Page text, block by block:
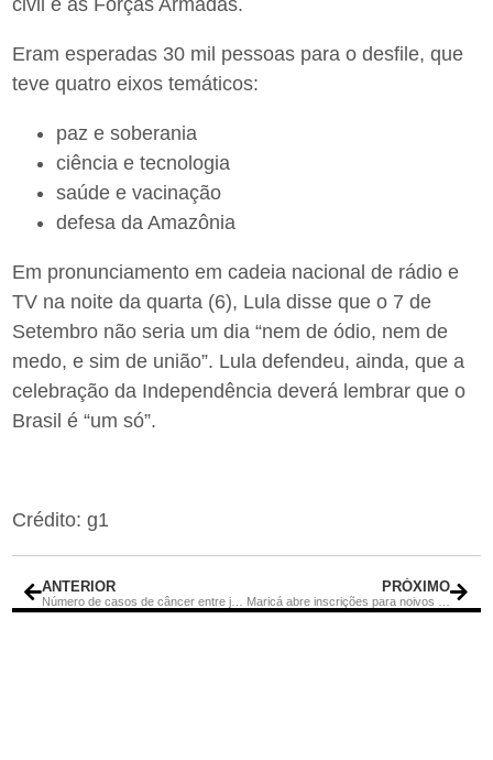
Eram esperadas 30 mil pessoas para o desfile, que
teve quatro eixos temáticos:
paz e soberania
ciência e tecnologia
saúde e vacinação
defesa da Amazônia
Em pronunciamento em cadeia nacional de rádio e
TV na noite da quarta (6), Lula disse que o 7 de
Setembro não seria um dia “nem de ódio, nem de
medo, e sim de união”. Lula defendeu, ainda, que a
celebração da Independência deverá lembrar que o
Brasil é “um só”.
Crédito: g1
ANTERIOR
Número de casos de câncer entre jovens cresce 79% em 30 anos
PRÓXIMO